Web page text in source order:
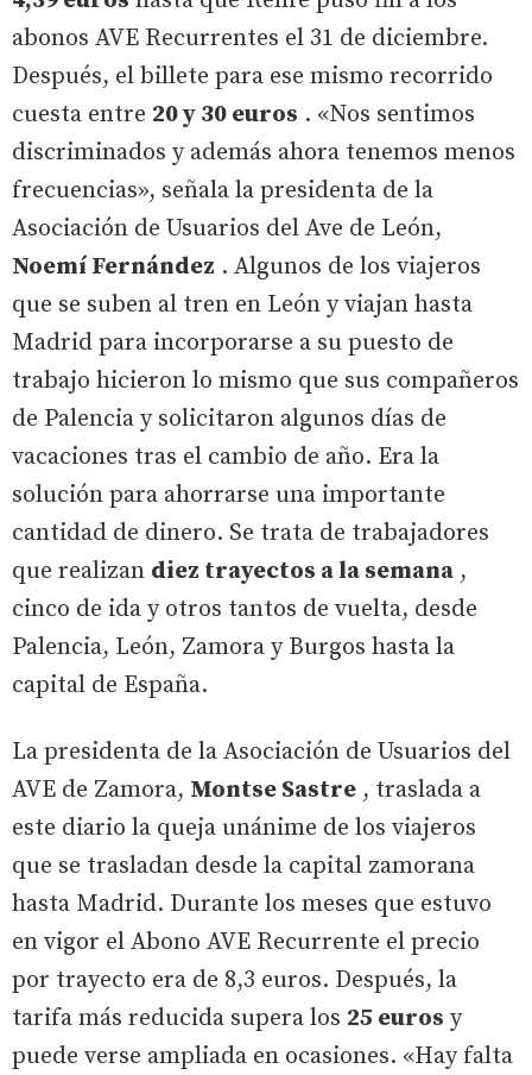
abonos AVE Recurrentes el 31 de diciembre.
Después, el billete para ese mismo recorrido
cuesta entre 20 y 30 euros . «Nos sentimos
discriminados y además ahora tenemos menos
frecuencias», señala la presidenta de la
Asociación de Usuarios del Ave de León,
Noemí Fernández . Algunos de los viajeros
que se suben al tren en León y viajan hasta
Madrid para incorporarse a su puesto de
trabajo hicieron lo mismo que sus compañeros
de Palencia y solicitaron algunos días de
vacaciones tras el cambio de año. Era la
solución para ahorrarse una importante
cantidad de dinero. Se trata de trabajadores
que realizan diez trayectos a la semana ,
cinco de ida y otros tantos de vuelta, desde
Palencia, León, Zamora y Burgos hasta la
capital de España.
La presidenta de la Asociación de Usuarios del
AVE de Zamora, Montse Sastre , traslada a
este diario la queja unánime de los viajeros
que se trasladan desde la capital zamorana
hasta Madrid. Durante los meses que estuvo
en vigor el Abono AVE Recurrente el precio
por trayecto era de 8,3 euros. Después, la
tarifa más reducida supera los 25 euros y
puede verse ampliada en ocasiones. «Hay falta